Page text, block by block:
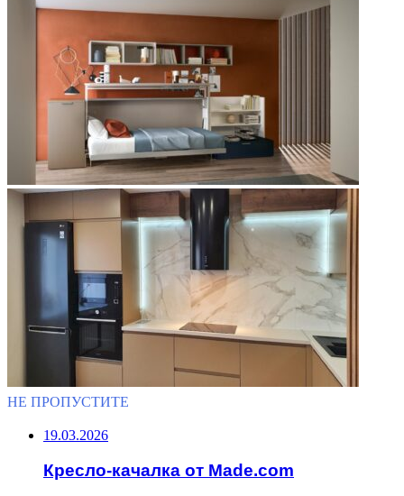
НЕ ПРОПУСТИТЕ
19.03.2026
Кресло-качалка от Made.com